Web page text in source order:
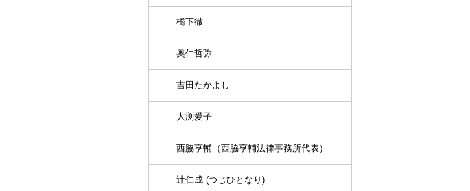
橋下徹
奥仲哲弥
吉田たかよし
大渕愛子
西脇亨輔（西脇亨輔法律事務所代表）
辻仁成 (つじひとなり)